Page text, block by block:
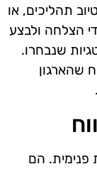
תהליכים, או
הצלחה ולבצע
שנבחרו.
שהארגון
פנימית. הם